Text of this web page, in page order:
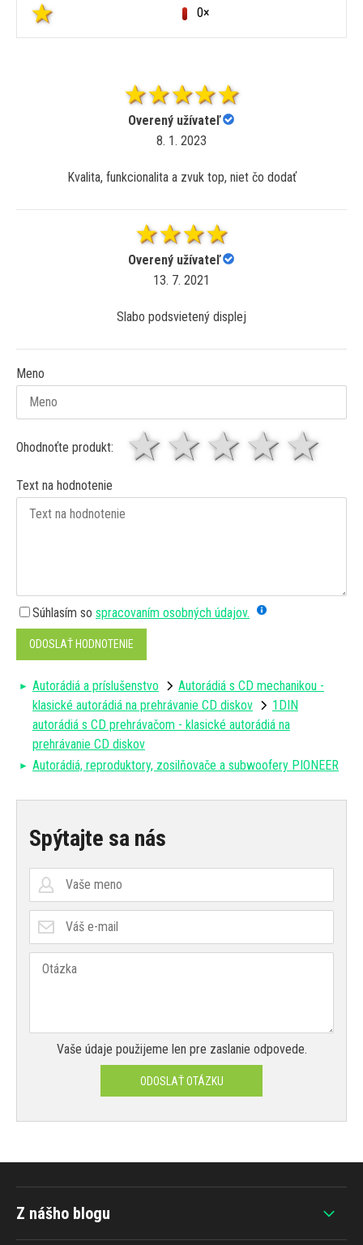
0×
Overený užívateľ
8. 1. 2023
Kvalita, funkcionalita a zvuk top, niet čo dodať
Overený užívateľ
13. 7. 2021
Slabo podsvietený displej
Meno
Ohodnoťte produkt: 4
3
2 hviezdy
1 hviezda
Text na hodnotenie
Súhlasím so spracovaním osobných údajov.
ODOSLAŤ HODNOTENIE
Autorádiá a príslušenstvo
Autorádiá s CD mechanikou -
klasické autorádiá na prehrávanie CD diskov
1DIN
autorádiá s CD prehrávačom - klasické autorádiá na
prehrávanie CD diskov
Autorádiá, reproduktory, zosilňovače a subwoofery PIONEER
Spýtajte sa nás
Vaše údaje použijeme len pre zaslanie odpovede.
ODOSLAŤ OTÁZKU
Z nášho blogu